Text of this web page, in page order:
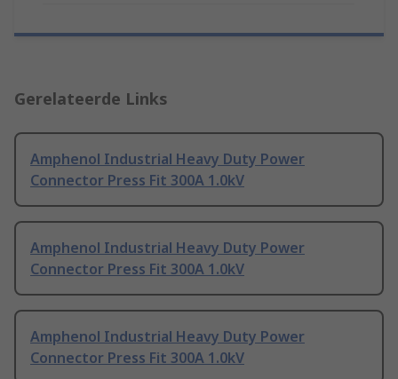
Gerelateerde Links
Amphenol Industrial Heavy Duty Power
Connector Press Fit 300A 1.0kV
Amphenol Industrial Heavy Duty Power
Connector Press Fit 300A 1.0kV
Amphenol Industrial Heavy Duty Power
Connector Press Fit 300A 1.0kV